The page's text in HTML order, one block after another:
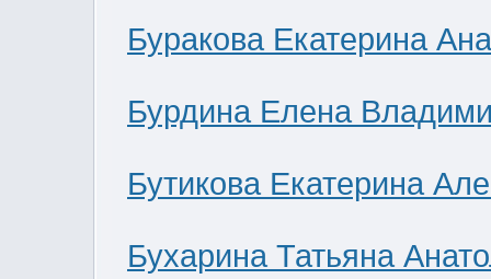
Буракова Екатерина
Бурдина Елена
Бутикова Екатерина
Бухарина Татьяна